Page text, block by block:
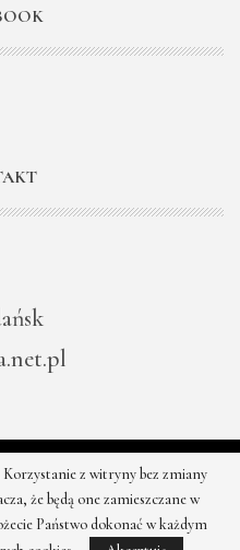
najtańsze sklepy. Wszystkie
Korzystanie z witryny bez zmiany
że będą one zamieszczane w
Państwo dokonać w każdym